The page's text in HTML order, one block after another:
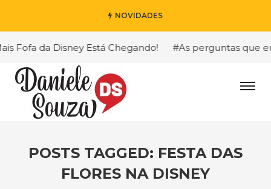
NOVIDADES
da Disney Está Chegando! #As perguntas que eu
POSTS TAGGED: FESTA DAS
FLORES NA DISNEY